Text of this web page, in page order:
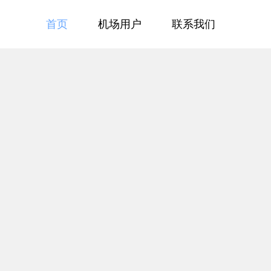
首页 机场用户 联系我们